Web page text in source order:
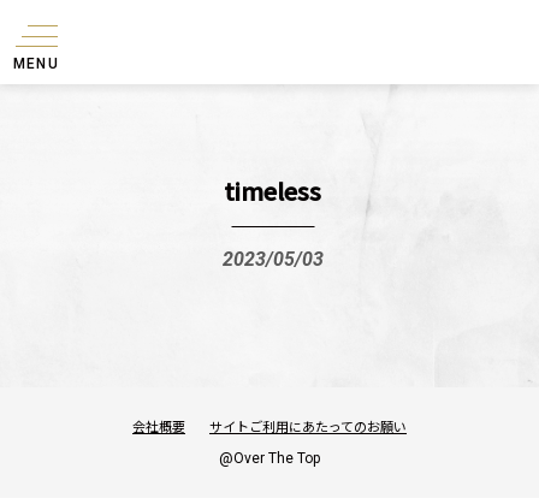
MENU
timeless
2023/05/03
会社概要 サイトご利用にあたってのお願い
@Over The Top